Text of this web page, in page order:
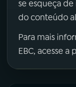
se esqueça
do conteúdo
Para mais
EBC, acesse